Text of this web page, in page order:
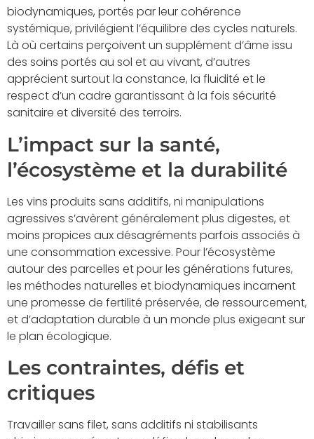
biodynamiques, portés par leur cohérence
systémique, privilégient l’équilibre des cycles naturels.
Là où certains perçoivent un supplément d’âme issu
des soins portés au sol et au vivant, d’autres
apprécient surtout la constance, la fluidité et le
respect d’un cadre garantissant à la fois sécurité
sanitaire et diversité des terroirs.
L’impact sur la santé,
l’écosystème et la durabilité
Les vins produits sans additifs, ni manipulations
agressives s’avèrent généralement plus digestes, et
moins propices aux désagréments parfois associés à
une consommation excessive. Pour l’écosystème
autour des parcelles et pour les générations futures,
les méthodes naturelles et biodynamiques incarnent
une promesse de fertilité préservée, de ressourcement,
et d’adaptation durable à un monde plus exigeant sur
le plan écologique.
Les contraintes, défis et
critiques
Travailler sans filet, sans additifs ni stabilisants